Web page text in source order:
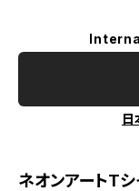
日
ネオンアートT